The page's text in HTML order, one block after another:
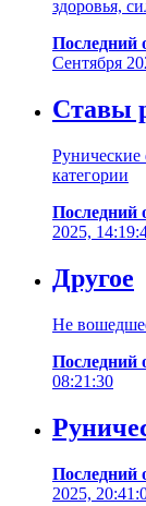
здоровья,
Последний
Сентября
Ставы
категории
Последний
2025,
Другое
Не
Последний
08:21:30
Последний
2025,